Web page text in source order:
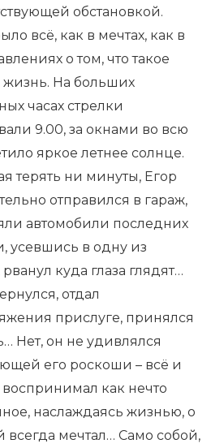
обстановкой.
всё, как в мечтах, как в
о том, что такое
жизнь. На больших
часах стрелки
9.00, за окнами во всю
яркое летнее солнце.
терять ни минуты, Егор
отправился в гараж,
автомобили последних
усевшись в одну из
куда глаза глядят…
отдал
прислуге, принялся
Нет, он не удивлялся
его роскоши – всё и
воспринимал как нечто
наслаждаясь жизнью, о
всегда мечтал… Само собой,